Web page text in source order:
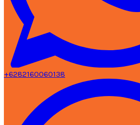
+6282160060138